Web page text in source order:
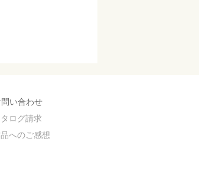
問い合わせ
ログ請求
へのご感想